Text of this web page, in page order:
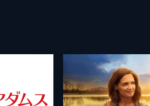
クリス・バワーズ
ティム・ホワイト